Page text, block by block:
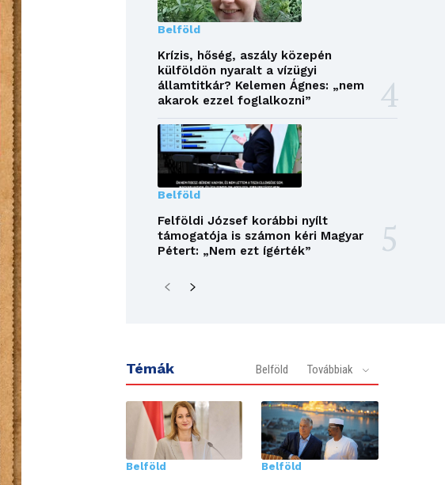
Belföld
Krízis, hőség, aszály közepén
külföldön nyaralt a vízügyi
államtitkár? Kelemen Ágnes: „nem
akarok ezzel foglalkozni”
Belföld
Felföldi József korábbi nyílt
támogatója is számon kéri Magyar
Pétert: „Nem ezt ígérték”
Témák Belföld Továbbiak
Belföld Belföld